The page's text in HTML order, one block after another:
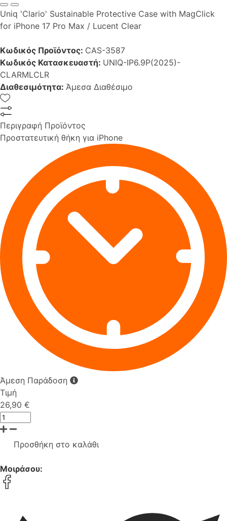
Uniq 'Clario' Sustainable Protective Case with MagClick
for iPhone 17 Pro Max / Lucent Clear
Κωδικός Προϊόντος: CAS-3587
Κωδικός Κατασκευαστή: UNIQ-IP6.9P(2025)-
CLARMLCLR
Διαθεσιμότητα: Άμεσα Διαθέσιμο
Περιγραφή Προϊόντος
Προστατευτική θήκη για iPhone
Άμεση Παράδοση
Τιμή
26,90 €
Προσθήκη στο καλάθι
Μοιράσου: